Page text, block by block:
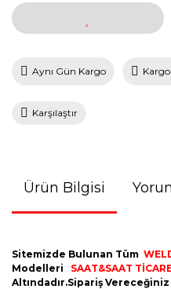
Aynı Gün Kargo
Karşılaştır
Ürün Bilgisi
Sitemizde Bulunan Tüm
Modelleri SAAT&SAAT
Altındadır.Sipariş